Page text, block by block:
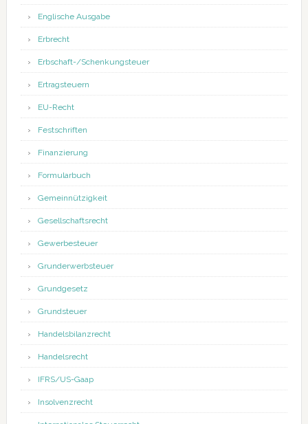
Englische Ausgabe
Erbrecht
Erbschaft-/Schenkungsteuer
Ertragsteuern
EU-Recht
Festschriften
Finanzierung
Formularbuch
Gemeinnützigkeit
Gesellschaftsrecht
Gewerbesteuer
Grunderwerbsteuer
Grundgesetz
Grundsteuer
Handelsbilanzrecht
Handelsrecht
IFRS/US-Gaap
Insolvenzrecht